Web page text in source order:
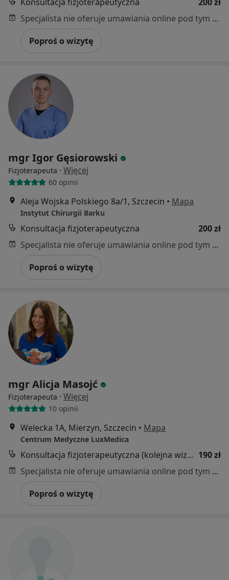
Specjalista nie oferuje umawiania online pod tym adresem.
Poproś o wizytę
mgr Igor Gęsiorowski
Fizjoterapeuta · Więcej
60 opinii
Aleja Wojska Polskiego 8a/1, Szczecin • Mapa
Instytut Chirurgii Barku
Konsultacja fizjoterapeutyczna
200 zł
Specjalista nie oferuje umawiania online pod tym adresem.
Poproś o wizytę
mgr Alicja Masojć
Fizjoterapeuta · Więcej
10 opinii
Welecka 1A, Mierzyn, Szczecin • Mapa
Centrum Medyczne LuxMedica
Konsultacja fizjoterapeutyczna (kolejna wizyta) 190 zł
Specjalista nie oferuje umawiania online pod tym adresem.
Poproś o wizytę